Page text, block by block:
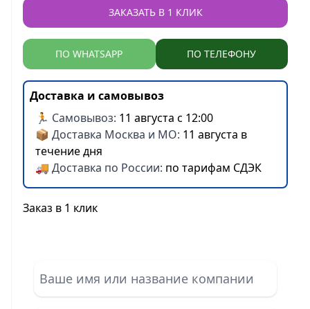
ЗАКАЗАТЬ В 1 КЛИК
ПО WHATSAPP ПО ТЕЛЕФОНУ
Доставка и самовывоз
🏃 Самовывоз: 11 августа с 12:00
📦 Доставка Москва и МО: 11 августа в
течение дня
🚚 Доставка по России: по тарифам СДЭК
Заказ в 1 клик